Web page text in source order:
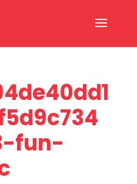
fun-